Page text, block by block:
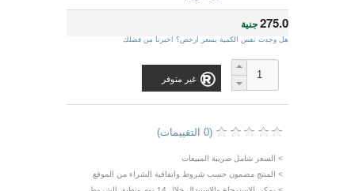
275.0جنية
هل وجدت نفس الكمية بسعر ارخص؟ اخبرنا من فضلك
غير متوفر
(0 التقييمات)
> السعر شامل ضريبة المبيعات
> المنتج مضمون حسب شروط واتفاقية الشراء من الموقع